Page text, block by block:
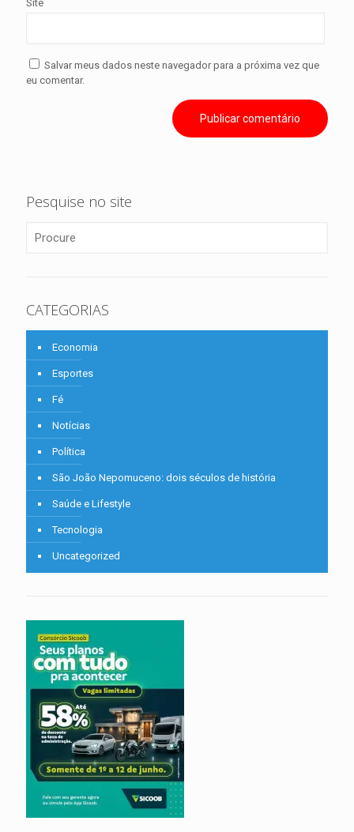
Site
Salvar meus dados neste navegador para a próxima vez que
eu comentar.
Pesquise no site
CATEGORIAS
Economia
Esportes
Fé
Notícias
Política
São João Nepomuceno: dois séculos de história
Saúde e Lifestyle
Tecnologia
Uncategorized